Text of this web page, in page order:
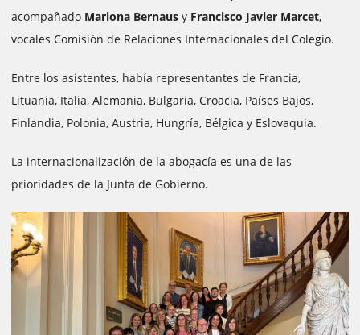
acompañado Mariona Bernaus y Francisco Javier Marcet,
vocales Comisión de Relaciones Internacionales del Colegio.
Entre los asistentes, había representantes de Francia,
Lituania, Italia, Alemania, Bulgaria, Croacia, Países Bajos,
Finlandia, Polonia, Austria, Hungría, Bélgica y Eslovaquia.
La internacionalización de la abogacía es una de las
prioridades de la Junta de Gobierno.